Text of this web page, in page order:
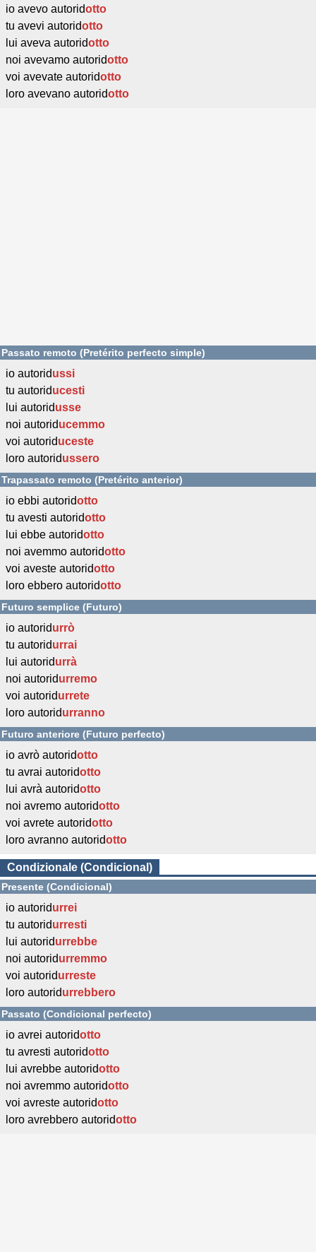
io avevo autoridotto
tu avevi autoridotto
lui aveva autoridotto
noi avevamo autoridotto
voi avevate autoridotto
loro avevano autoridotto
Passato remoto (Pretérito perfecto simple)
io autoridussi
tu autoriducesti
lui autoridusse
noi autoriducemmo
voi autoriduceste
loro autoridussero
Trapassato remoto (Pretérito anterior)
io ebbi autoridotto
tu avesti autoridotto
lui ebbe autoridotto
noi avemmo autoridotto
voi aveste autoridotto
loro ebbero autoridotto
Futuro semplice (Futuro)
io autoridurrò
tu autoridurrai
lui autoridurrà
noi autoridurremo
voi autoridurrete
loro autoridurranno
Futuro anteriore (Futuro perfecto)
io avrò autoridotto
tu avrai autoridotto
lui avrà autoridotto
noi avremo autoridotto
voi avrete autoridotto
loro avranno autoridotto
Condizionale (Condicional)
Presente (Condicional)
io autoridurrei
tu autoridurresti
lui autoridurrebbe
noi autoridurremmo
voi autoridurreste
loro autoridurrebbero
Passato (Condicional perfecto)
io avrei autoridotto
tu avresti autoridotto
lui avrebbe autoridotto
noi avremmo autoridotto
voi avreste autoridotto
loro avrebbero autoridotto